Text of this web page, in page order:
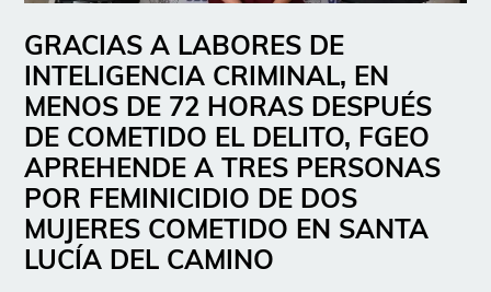
GRACIAS A LABORES DE
INTELIGENCIA CRIMINAL, EN
MENOS DE 72 HORAS DESPUÉS
DE COMETIDO EL DELITO, FGEO
APREHENDE A TRES PERSONAS
POR FEMINICIDIO DE DOS
MUJERES COMETIDO EN SANTA
LUCÍA DEL CAMINO